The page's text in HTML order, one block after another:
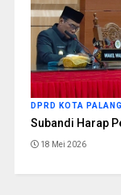
DPRD KOTA
Subandi Harap
18 Mei 2026